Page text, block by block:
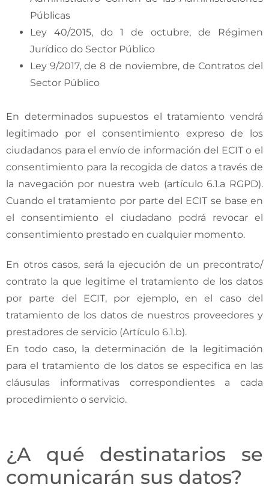
Públicas
Ley 40/2015, do 1 de octubre, de Régimen
Jurídico do Sector Público
Ley 9/2017, de 8 de noviembre, de Contratos del
Sector Público
En determinados supuestos el tratamiento vendrá
legitimado por el consentimiento expreso de los
ciudadanos para el envío de información del ECIT o el
consentimiento para la recogida de datos a través de
la navegación por nuestra web (artículo 6.1.a RGPD).
Cuando el tratamiento por parte del ECIT se base en
el consentimiento el ciudadano podrá revocar el
consentimiento prestado en cualquier momento.
En otros casos, será la ejecución de un precontrato/
contrato la que legitime el tratamiento de los datos
por parte del ECIT, por ejemplo, en el caso del
tratamiento de los datos de nuestros proveedores y
prestadores de servicio (Artículo 6.1.b).
En todo caso, la determinación de la legitimación
para el tratamiento de los datos se especifica en las
cláusulas informativas correspondientes a cada
procedimiento o servicio.
¿A qué destinatarios se
comunicarán sus datos?